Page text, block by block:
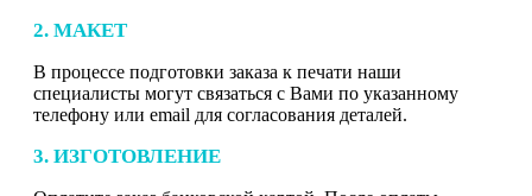
2. МАКЕТ
В процессе подготовки заказа к печати наши
специалисты могут связаться с Вами по указанному
телефону или email для согласования деталей.
3. ИЗГОТОВЛЕНИЕ